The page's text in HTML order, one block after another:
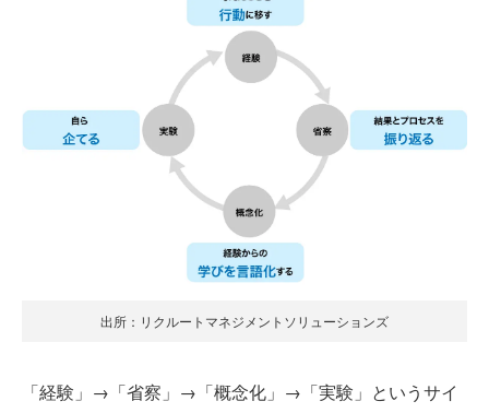
出所：リクルートマネジメントソリューションズ
「経験」→「省察」→「概念化」→「実験」というサイ